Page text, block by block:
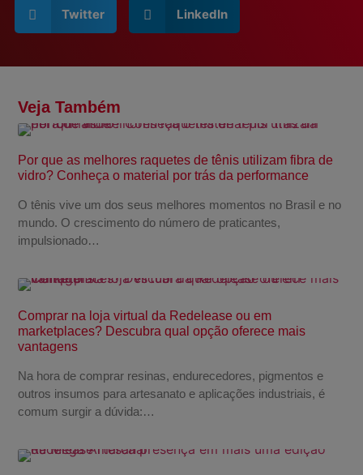
Twitter LinkedIn
Veja Também
Por que as melhores raquetes de tênis utilizam fibra de
vidro? Conheça o material por trás da performance
O tênis vive um dos seus melhores momentos no Brasil e no
mundo. O crescimento do número de praticantes,
impulsionado…
Comprar na loja virtual da Redelease ou em
marketplaces? Descubra qual opção oferece mais
vantagens
Na hora de comprar resinas, endurecedores, pigmentos e
outros insumos para artesanato e aplicações industriais, é
comum surgir a dúvida:…